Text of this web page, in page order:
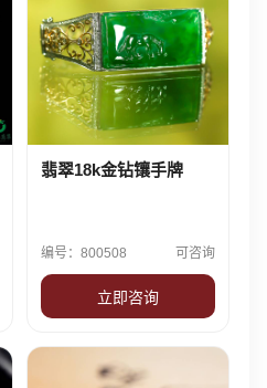
翡翠18k金钻镶手牌
编号：800508 可咨询
立即咨询